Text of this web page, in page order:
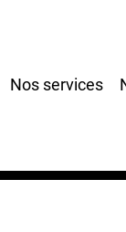
Nos services